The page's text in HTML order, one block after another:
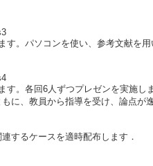
す。パソコンを使い、参考文献を
す。各回6人ずつプレゼンを実施
に、教員から指導を受け、論点が
するケースを適時配布します．